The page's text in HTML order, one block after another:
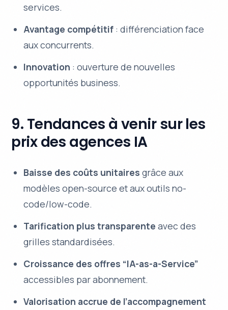
services.
Avantage compétitif : différenciation face
aux concurrents.
Innovation : ouverture de nouvelles
opportunités business.
9. Tendances à venir sur les
prix des agences IA
Baisse des coûts unitaires grâce aux
modèles open-source et aux outils no-
code/low-code.
Tarification plus transparente avec des
grilles standardisées.
Croissance des offres “IA-as-a-Service”
accessibles par abonnement.
Valorisation accrue de l’accompagnement